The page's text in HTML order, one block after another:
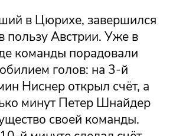
в Цюрихе, завершился
пользу Австрии. Уже в
команды порадовали
голов: на 3-й
Ниснер открыл счёт, а
минут Петер Шнайдер
своей команды.